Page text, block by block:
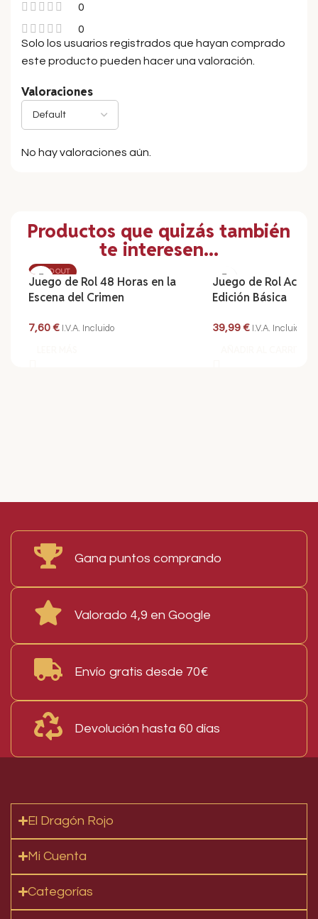
0
0
Valoraciones
No hay valoraciones aún.
Solo los usuarios registrados que hayan comprado
este producto pueden hacer una valoración.
Productos que quizás también
te interesen...
SOLD OUT
Juego de Rol 48 Horas en la
Escena del Crimen
7,60€ I.V.A. Incluido
Juego de Rol
Edición Básica
39,99€ I.V.A. Incluido
Gana puntos comprando
Valorado 4,9 en Google
Envío gratis desde 70€
Devolución hasta 60 días
El Dragón Rojo
Mi Cuenta
Categorías